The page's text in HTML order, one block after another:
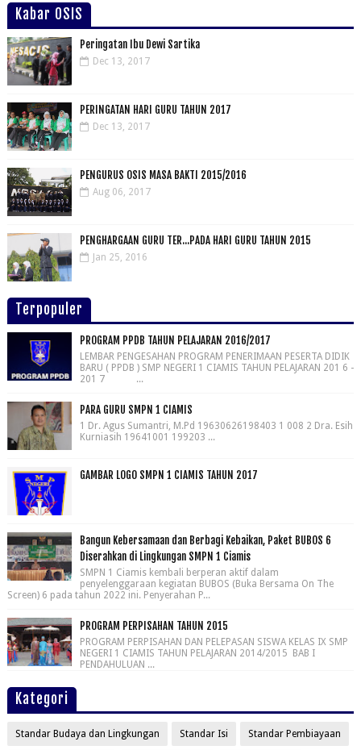
Kabar OSIS
Peringatan Ibu Dewi Sartika
Dec 13, 2017
PERINGATAN HARI GURU TAHUN 2017
Dec 13, 2017
PENGURUS OSIS MASA BAKTI 2015/2016
Aug 06, 2017
PENGHARGAAN GURU TER...PADA HARI GURU TAHUN 2015
Jan 25, 2016
Terpopuler
PROGRAM PPDB TAHUN PELAJARAN 2016/2017
LEMBAR PENGESAHAN PROGRAM PENERIMAAN PESERTA DIDIK
BARU ( PPDB ) SMP NEGERI 1 CIAMIS TAHUN PELAJARAN 201 6 -
201 7 ...
PARA GURU SMPN 1 CIAMIS
1 Dr. Agus Sumantri, M.Pd 19630626198403 1 008 2 Dra. Esih
Kurniasih 19641001 199203 ...
GAMBAR LOGO SMPN 1 CIAMIS TAHUN 2017
Bangun Kebersamaan dan Berbagi Kebaikan, Paket BUBOS 6
Diserahkan di Lingkungan SMPN 1 Ciamis
SMPN 1 Ciamis kembali berperan aktif dalam
penyelenggaraan kegiatan BUBOS (Buka Bersama On The
Screen) 6 pada tahun 2022 ini. Penyerahan P...
PROGRAM PERPISAHAN TAHUN 2015
PROGRAM PERPISAHAN DAN PELEPASAN SISWA KELAS IX SMP
NEGERI 1 CIAMIS TAHUN PELAJARAN 2014/2015 BAB I
PENDAHULUAN ...
Kategori
Standar Budaya dan Lingkungan Standar Isi Standar Pembiayaan